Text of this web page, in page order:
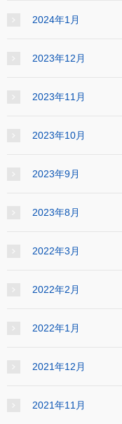
2024年1月
2023年12月
2023年11月
2023年10月
2023年9月
2023年8月
2022年3月
2022年2月
2022年1月
2021年12月
2021年11月